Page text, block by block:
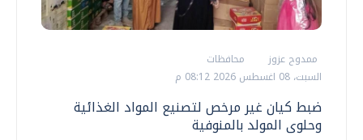
ممدوح عزوز
محافظات
السبت، 08 اغسطس 2026 08:12 م
ضبط كيان غير مرخص لتصنيع المواد الغذائية
وحلوى المولد بالمنوفية